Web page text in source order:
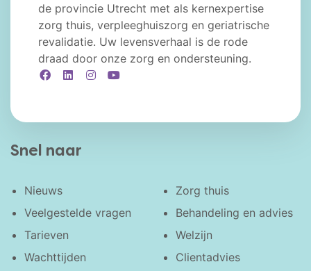
de provincie Utrecht met als kernexpertise
zorg thuis, verpleeghuiszorg en geriatrische
revalidatie. Uw levensverhaal is de rode
draad door onze zorg en ondersteuning.
FacebookLinkedInInstagram
Snel naar
Nieuws
Veelgestelde vragen
Tarieven
Wachttijden
Zorg thuis
Behandeling en advies
Welzijn
Clientadvies